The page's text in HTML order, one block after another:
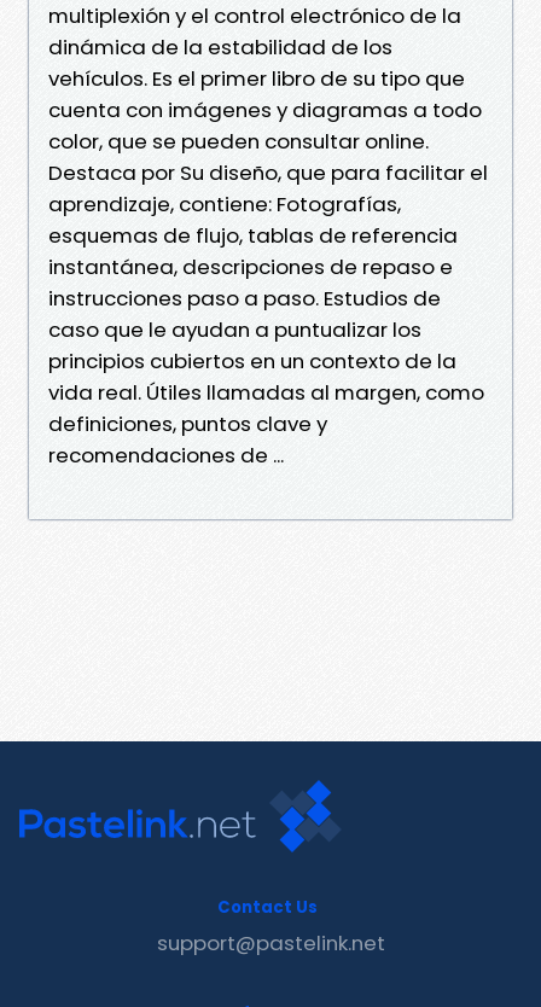
multiplexión y el control electrónico de la
dinámica de la estabilidad de los
vehículos. Es el primer libro de su tipo que
cuenta con imágenes y diagramas a todo
color, que se pueden consultar online.
Destaca por Su diseño, que para facilitar el
aprendizaje, contiene: Fotografías,
esquemas de flujo, tablas de referencia
instantánea, descripciones de repaso e
instrucciones paso a paso. Estudios de
caso que le ayudan a puntualizar los
principios cubiertos en un contexto de la
vida real. Útiles llamadas al margen, como
definiciones, puntos clave y
recomendaciones de ...
Contact Us
support@pastelink.net